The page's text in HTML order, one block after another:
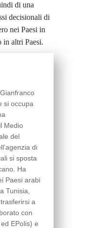
di una
decisionali di
nei Paesi in
in altri Paesi.
si occupa
Medio
del
di
si sposta
Ha
Paesi arabi
Tunisia,
a
con
EPolis) e